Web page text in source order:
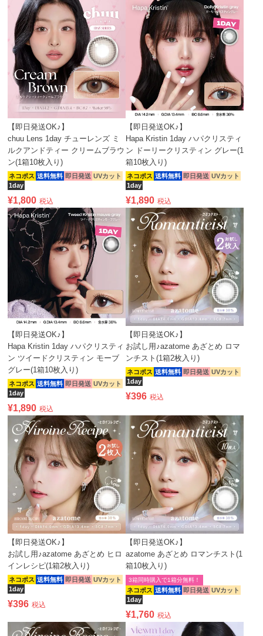
【即日発送OK♪】
chuu Lens 1day チューレンズ ミ
ルクアンドティー クリームブラウ
ン(1箱10枚入り)
ネコポス 送料無料 即日発送 UVカット
1day
¥1,800 税込
【即日発送OK♪】
Hapa Kristin 1day ハパクリスティ
ン ドーリークリスティン グレー(1
箱10枚入り)
ネコポス 送料無料 即日発送 UVカット
1day
¥1,890 税込
【即日発送OK♪】
Hapa Kristin 1day ハパクリスティ
ン ツイードクリスティン モーブ
グレー(1箱10枚入り)
ネコポス 送料無料 即日発送 UVカット
1day
¥1,890 税込
【即日発送OK♪】
お試し用♪azatome あざとめ ロマ
ンチスト(1箱2枚入り)
ネコポス 送料無料 即日発送 UVカット
1day
¥396 税込
【即日発送OK♪】
お試し用♪azatome あざとめ ヒロ
インレシピ(1箱2枚入り)
ネコポス 送料無料 即日発送 UVカット
1day
¥396 税込
【即日発送OK♪】
azatome あざとめ ロマンチスト(1
箱10枚入り)
ネコポス 送料無料 即日発送 UVカット
1day
3箱同時購入で1箱分無料！
¥1,760 税込